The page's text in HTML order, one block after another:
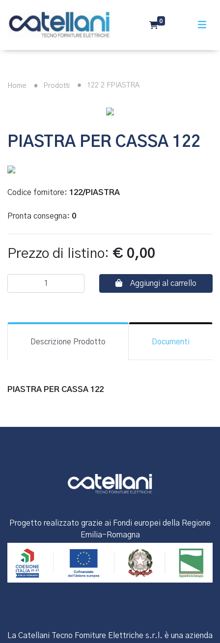
0
Home Prodotti 122 2 FPIASTRA
PIASTRA PER CASSA 122
Codice fornitore: 122/PIASTRA
Pronta consegna: 0
Prezzo di listino: € 0,00
Aggiungi al carrello
Descrizione Prodotto Documenti
PIASTRA PER CASSA 122
Progetto realizzato grazie ai Fondi europei della Regione
Emilia-Romagna
La Catellani Tecno Forniture Elettriche s.r.l. è una azienda